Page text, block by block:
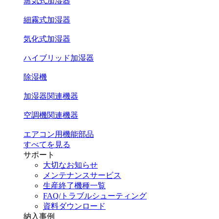
細霧式加湿器
気化式加湿器
ハイブリッド加湿器
除湿機
加湿器関連機器
空調機関連機器
エアコン用機能部品
すべてを見る
サポート
大切なお知らせ
メンテナンスサービス
生産終了機種一覧
FAQ/トラブルシューティング
資料ダウンロード
納入事例